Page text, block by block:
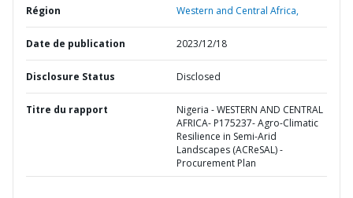
Région Western and Central Africa,
Date de publication 2023/12/18
Disclosure Status Disclosed
Titre du rapport
Nigeria - WESTERN AND CENTRAL
AFRICA- P175237- Agro-Climatic
Resilience in Semi-Arid
Landscapes (ACReSAL) -
Procurement Plan